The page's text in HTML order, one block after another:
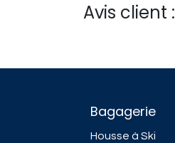
Avis client :
Bagagerie
Housse à Ski